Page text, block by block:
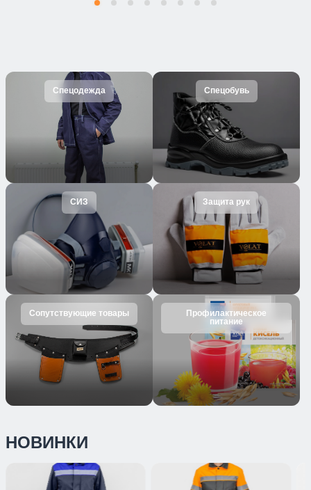
Спецодежда Спецобувь
СИЗ Защита рук
Сопутствующие товары
Профилактическое
питание
НОВИНКИ